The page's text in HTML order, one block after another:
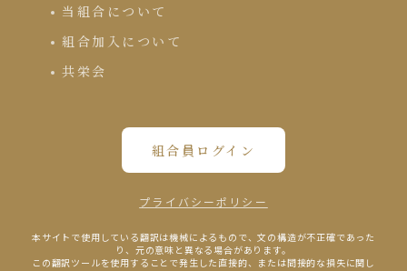
当組合について
組合加入について
共栄会
組合員ログイン
プライバシーポリシー
本サイトで使⽤している翻訳は機械によるもので、⽂の構造が不正確であった
り、元の意味と異なる場合があります。
この翻訳ツールを使⽤することで発⽣した直接的、または間接的な損失に関し